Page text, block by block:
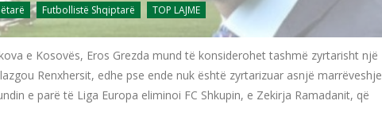
Futbollistë Shqiptarë TOP LAJME
e Kosovës, Eros Grezda mund të konsiderohet tashmë zyrtarisht një
Renxhersit, edhe pse ende nuk është zyrtarizuar asnjë marrëveshje
e parë të Liga Europa eliminoi FC Shkupin, e Zekirja Ramadanit, që